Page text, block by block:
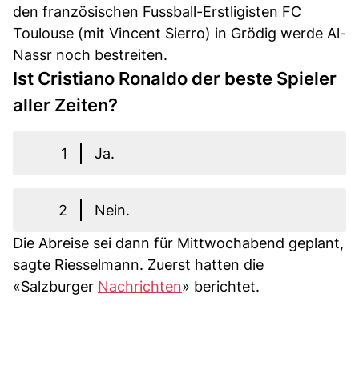
den französischen Fussball-Erstligisten FC
Toulouse (mit Vincent Sierro) in Grödig werde Al-
Nassr noch bestreiten.
Ist Cristiano Ronaldo der beste Spieler
aller Zeiten?
1 Ja.
2
Nein.
Die Abreise sei dann für Mittwochabend geplant,
sagte Riesselmann. Zuerst hatten die
«Salzburger Nachrichten» berichtet.